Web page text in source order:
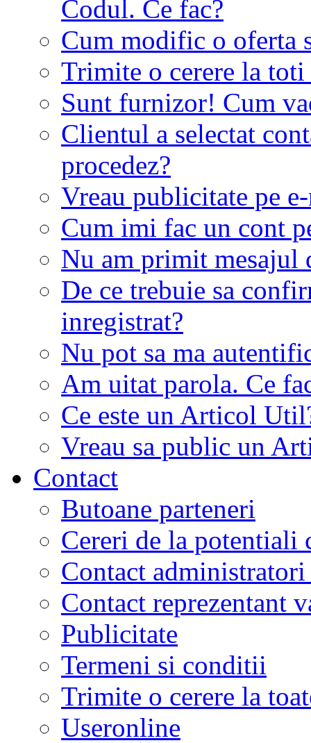
Codul. Ce fac?
Cum modific o oferta
Trimite o cerere la
Sunt furnizor! Cum
Clientul a selectat
procedez?
Vreau publicitate pe
Cum imi fac un cont
Nu am primit mesajul
De ce trebuie sa
inregistrat?
Nu pot sa ma
Am uitat parola. Ce
Ce este un Articol
Vreau sa public un
Contact
Butoane parteneri
Cereri de la potentiali
Contact
Contact reprezentant
Publicitate
Termeni si conditii
Trimite o cerere la
Useronline